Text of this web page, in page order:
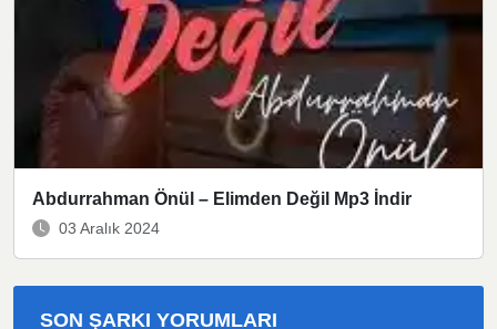
Abdurrahman Önül – Elimden Değil Mp3 İndir
03 Aralık 2024
SON ŞARKI YORUMLARI